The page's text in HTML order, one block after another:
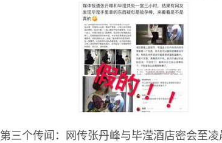
第三个传闻：网传张丹峰与毕滢酒店密会至凌